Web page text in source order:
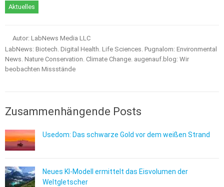
Aktuelles
Autor: LabNews Media LLC
LabNews: Biotech. Digital Health. Life Sciences. Pugnalom: Environmental
News. Nature Conservation. Climate Change. augenauf.blog: Wir
beobachten Missstände
Zusammenhängende Posts
Usedom: Das schwarze Gold vor dem weißen Strand
Neues KI-Modell ermittelt das Eisvolumen der
Weltgletscher